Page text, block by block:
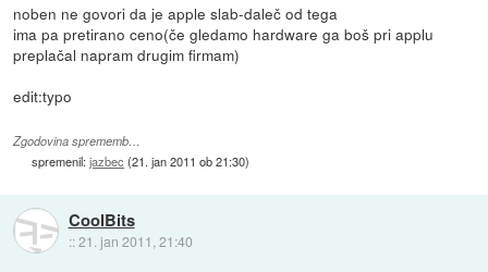
noben ne govori da je apple slab-daleč od tega
ima pa pretirano ceno(če gledamo hardware ga boš pri applu
preplačal napram drugim firmam)
edit:typo
Zgodovina sprememb…
spremenil:jazbec (21. jan 2011 ob 21:30)
CoolBits
::21. jan 2011, 21:40